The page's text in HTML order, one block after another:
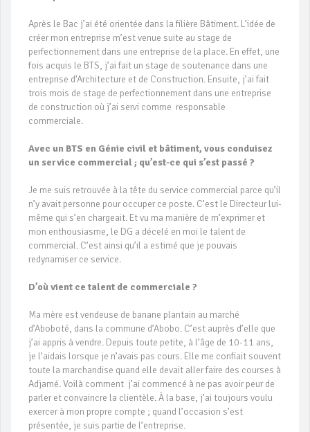
Après le Bac j’ai été orientée dans la filière Bâtiment. L’idée de
créer mon entreprise m’est venue suite au stage de
perfectionnement dans une entreprise de la place. En effet, une
fois acquis le BTS, j’ai fait un stage de soutenance dans une
entreprise d’Architecture et de Construction. Ensuite, j’ai fait
trois mois de stage de perfectionnement dans une entreprise
de construction où j’ai servi comme responsable
commerciale.
Avec un BTS en Génie civil et bâtiment, vous conduisez
un service commercial ; qu’est-ce qui s’est passé ?
Je me suis retrouvée à la tête du service commercial parce qu’il
n’y avait personne pour occuper ce poste. C’est le Directeur lui-
même qui s’en chargeait. Et vu ma manière de m’exprimer et
mon enthousiasme, le DG a décelé en moi le talent de
commercial. C’est ainsi qu’il a estimé que je pouvais
redynamiser ce service.
D’où vient ce talent de commerciale ?
Ma mère est vendeuse de banane plantain au marché
d’Aboboté, dans la commune d’Abobo. C’est auprès d’elle que
j’ai appris à vendre. Depuis toute petite, à l’âge de 10-11 ans,
je l’aidais lorsque je n’avais pas cours. Elle me confiait souvent
toute la marchandise quand elle devait aller faire des courses à
Adjamé. Voilà comment j’ai commencé à ne pas avoir peur de
parler et convaincre la clientèle. À la base, j’ai toujours voulu
exercer à mon propre compte ; quand l’occasion s’est
présentée, je suis partie de l’entreprise.